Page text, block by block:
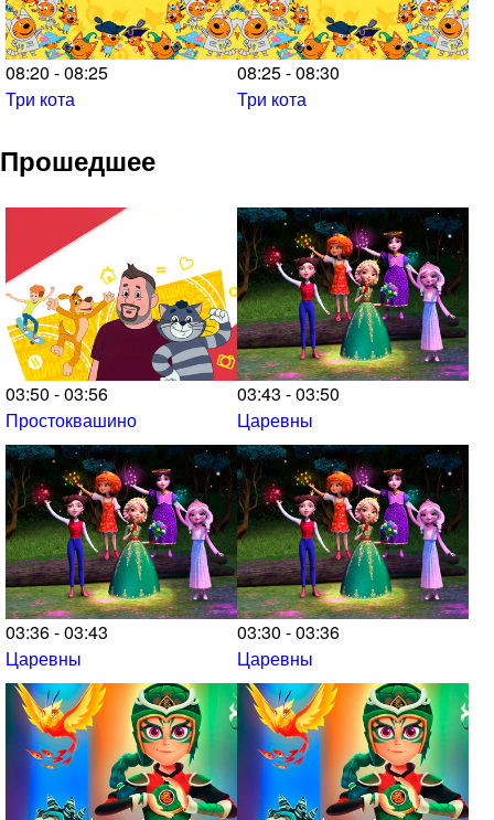
08:20 - 08:25
Три кота
08:25 - 08:30
Три кота
Прошедшее
03:50 - 03:56
Простоквашино
03:43 - 03:50
Царевны
03:36 - 03:43
Царевны
03:30 - 03:36
Царевны